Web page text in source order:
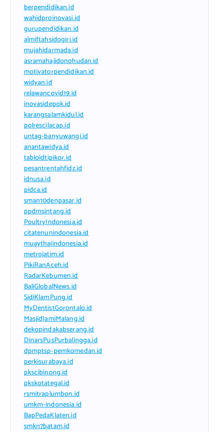
berpendidikan.id
wahidproinovasi.id
gurupendidikan.id
almiftahsidogiri.id
mujahidarmada.id
asramahajidonohudan.id
motivatorpendidikan.id
widyan.id
relawancovid19.id
inovasidepok.id
karangsalamkidul.id
polrescilacap.id
untag-banyuwangi.id
anantawidya.id
tabloidtipikor.id
pesantrentahfidz.id
idnusa.id
pidca.id
sman10denpasar.id
ppdmsintang.id
PoultryIndonesia.id
citatenunindonesia.id
muaythaiindonesia.id
metrojatim.id
PikiRanAceh.id
RadarKebumen.id
BaliGlobalNews.id
SidiKlamPung.id
MyDentistGorontalo.id
MasjidJamiMalang.id
dekopindakabserang.id
DinarsPusPurbalingga.id
dpmptsp-pemkomedan.id
perkisurabaya.id
pkscibinong.id
pkskotategal.id
rsmitraplumbon.id
umkm-indonesia.id
BapPedaKlaten.id
smkn7batam.id